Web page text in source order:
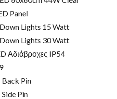
Panel
Lights 15 Watt
Lights 30 Watt
Αδιάβροχες IP54
Back Pin
Pin